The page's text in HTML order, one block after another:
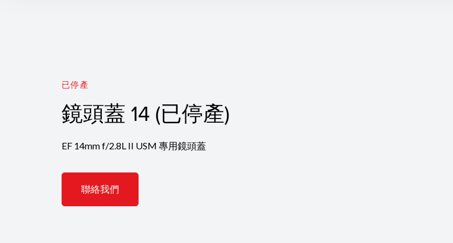
已停產
鏡頭蓋 14 (已停產)
EF 14mm f/2.8L II USM 專用鏡頭蓋
聯絡我們